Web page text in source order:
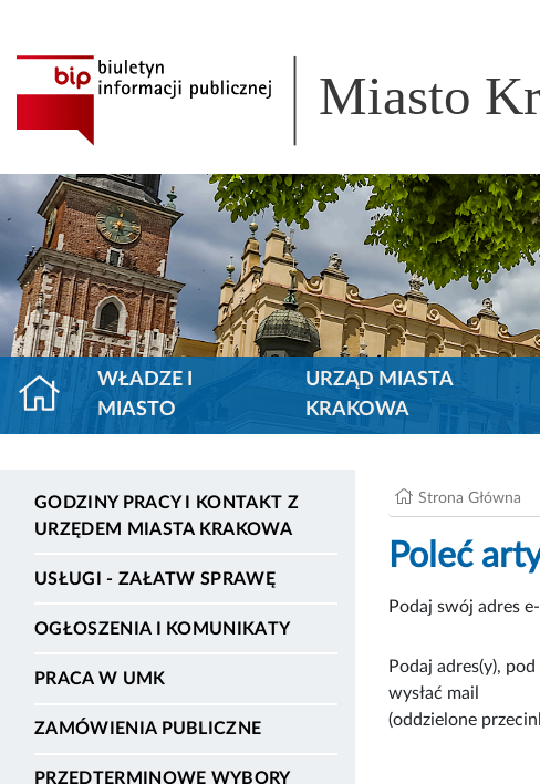
Miasto
WŁADZE I
MIASTO
URZĄD MIASTA
KRAKOWA
GODZINY PRACY I KONTAKT Z
URZĘDEM MIASTA KRAKOWA
USŁUGI - ZAŁATW SPRAWĘ
OGŁOSZENIA I KOMUNIKATY
PRACA W UMK
ZAMÓWIENIA PUBLICZNE
PRZEDTERMINOWE WYBORY
Strona Główna
Poleć
Podaj swój adres
Podaj adres(y),
wysłać mail
(oddzielone